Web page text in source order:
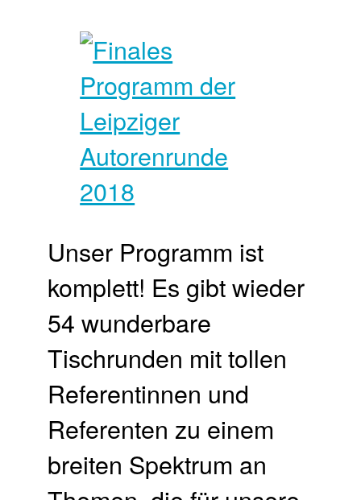
Unser Programm ist
komplett! Es gibt wieder
54 wunderbare
Tischrunden mit tollen
Referentinnen und
Referenten zu einem
breiten Spektrum an